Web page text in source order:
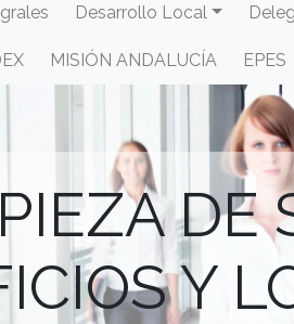
Desarrollo Local
MISIÓN ANDALUCÍA EPES
DE
Y